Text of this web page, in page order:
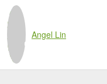
Angel Lin